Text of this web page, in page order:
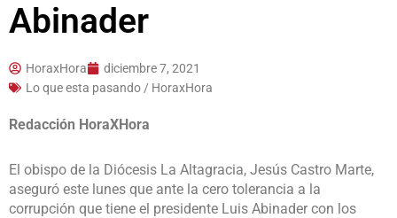
Abinader
HoraxHora
diciembre 7, 2021
Lo que esta pasando / HoraxHora
Redacción HoraXHora
El obispo de la Diócesis La Altagracia, Jesús Castro Marte,
aseguró este lunes que ante la cero tolerancia a la
corrupción que tiene el presidente Luis Abinader con los